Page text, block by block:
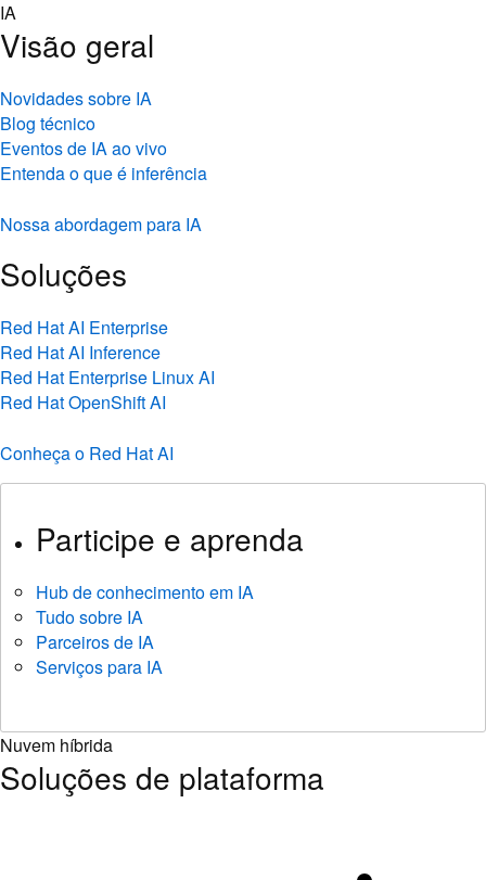
Skip
to
content
IA
Visão geral
Novidades sobre IA
Blog técnico
Eventos de IA ao vivo
Entenda o que é inferência
Nossa abordagem para IA
Soluções
Red Hat AI Enterprise
Red Hat AI Inference
Red Hat Enterprise Linux AI
Red Hat OpenShift AI
Conheça o Red Hat AI
Participe e aprenda
Hub de conhecimento em IA
Tudo sobre IA
Parceiros de IA
Serviços para IA
Nuvem híbrida
Soluções de plataforma